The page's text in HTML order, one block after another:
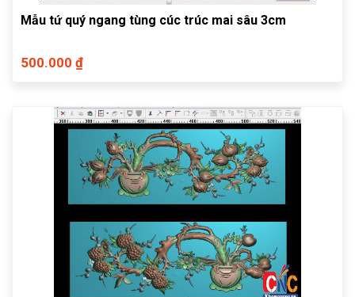
Mẫu tứ quý ngang tùng cúc trúc mai sâu 3cm
500.000 ₫